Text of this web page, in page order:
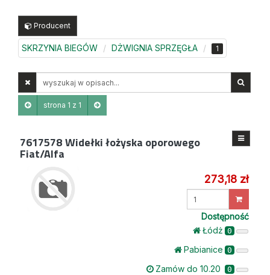
Producent
SKRZYNIA BIEGÓW DŻWIGNIA SPRZĘGŁA 1
opisachstrona 1 z 1
7617578Widełki łożyska oporowego
Fiat/Alfa
273,18 zł
Dostępność
Łódż 0
Pabianice 0
Zamów do 10.20 0